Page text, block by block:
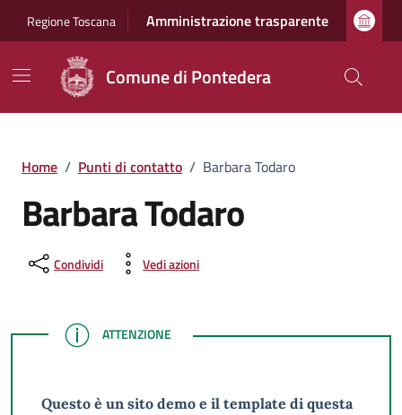
Regione Toscana Amministrazione trasparente
Comune di Pontedera
Home / Punti di contatto / Barbara Todaro
Barbara Todaro
Condividi Vedi azioni
ATTENZIONE
ATTENZIONE
Questo è un sito demo e il template di questa